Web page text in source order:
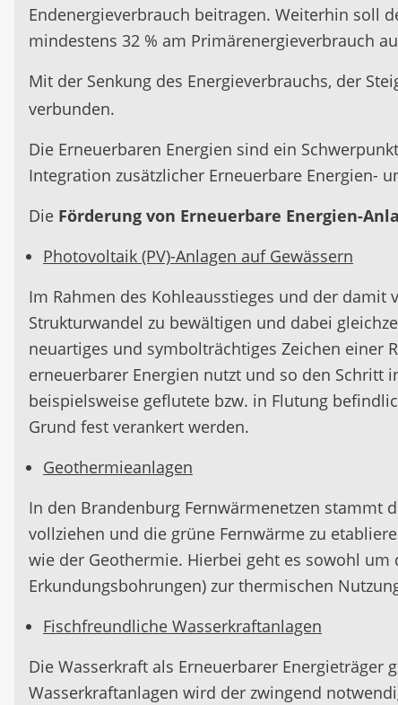
Endenergieverbrauch beitragen. Weiterhin soll
mindestens 32 % am Primärenergieverbrauch
Mit der Senkung des Energieverbrauchs, der
verbunden.
Die Erneuerbaren Energien sind ein
Integration zusätzlicher Erneuerbare Energien-
Die Förderung von Erneuerbare Energien-
Photovoltaik (PV)-Anlagen auf Gewässern
Im Rahmen des Kohleausstieges und der
Strukturwandel zu bewältigen und dabei
neuartiges und symbolträchtiges Zeichen einer
erneuerbarer Energien nutzt und so den Schritt
beispielsweise geflutete bzw. in Flutung
Grund fest verankert werden.
Geothermieanlagen
In den Brandenburg Fernwärmenetzen stammt
vollziehen und die grüne Fernwärme zu
wie der Geothermie. Hierbei geht es sowohl
Erkundungsbohrungen) zur thermischen
Fischfreundliche Wasserkraftanlagen
Die Wasserkraft als Erneuerbarer Energieträger
Wasserkraftanlagen wird der zwingend